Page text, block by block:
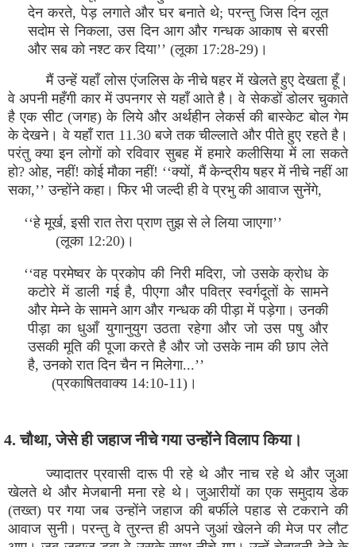
देन करते, पेड़ लगाते और घर बनाते थे; परन्तु जिस दिन लूत
सदोम से निकला, उस दिन आग और गन्धक आकाष से बरसी
और सब को नश्ट कर दिया’’ (लूका 17:28-29)।
मैं उन्हें यहाँ लोस एंजलिस के नीचे षहर में खेलते हुए देखता हूँ।
वे अपनी महँगी कार में उपनगर से यहाँ आते है। वे सेकडों डोलर चुकाते
है एक सीट (जगह) के लिये और अर्थहीन लेकर्स की बास्केट बोल गेम
के देखने। वे यहाँ रात 11.30 बजे तक चील्लाते और पीते हुए रहते है।
परंतु क्या इन लोगों को रविवार सुबह में हमारे कलीसिया में ला सकते
हो? ओह, नहीं! कोई मौका नहीं! ‘‘क्यों, मैं केन्द्रीय षहर में नीचे नहीं आ
सका,’’ उन्होंने कहा। फिर भी जल्दी ही वे प्रभु की आवाज सुनेंगे,
‘‘हे मूर्ख, इसी रात तेरा प्राण तुझ से ले लिया जाएगा’’
(लूका 12:20)।
‘‘वह परमेष्वर के प्रकोप की निरी मदिरा, जो उसके क्रोध के
कटोरे में डाली गई है, पीएगा और पवित्र स्वर्गदूतों के सामने
और मेम्ने के सामने आग और गन्धक की पीड़ा में पड़ेगा। उनकी
पीड़ा का धुआँ युगानुयुग उठता रहेगा और जो उस पषु और
उसकी मूति की पूजा करते है और जो उसके नाम की छाप लेते
है, उनको रात दिन चैन न मिलेगा...’’
(प्रकाषितवाक्य 14:10-11)।
4. चौथा, जेसे ही जहाज नीचे गया उन्होंने विलाप किया।
ज्यादातर प्रवासी दारू पी रहे थे और नाच रहे थे और जुआ
खेलते थे और मेजबानी मना रहे थे। जुआरीयों का एक समुदाय डेक
(तख्त) पर गया जब उन्होंने जहाज की बर्फीले पहाड से टकराने की
आवाज सुनी। परन्तु वे तुरन्त ही अपने जुआं खेलने की मेज पर लौट